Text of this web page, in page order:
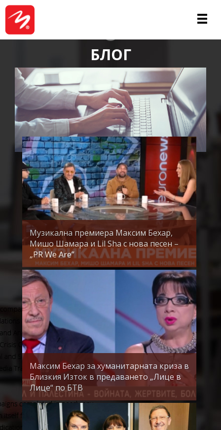
БЛОГ
Музикална премиера Максим Бехар,
Мишо Шамара и Lil Sha с нова песен –
„PR We Are”
Максим Бехар за хуманитарната криза в
Близкия Изток в предаването „Лице в
Лице“ по БТВ